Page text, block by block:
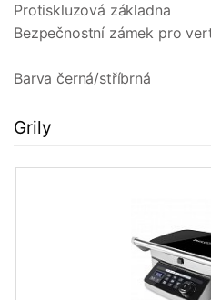
Protiskluzová základna
Bezpečnostní zámek pro
Barva černá/stříbrná
Grily